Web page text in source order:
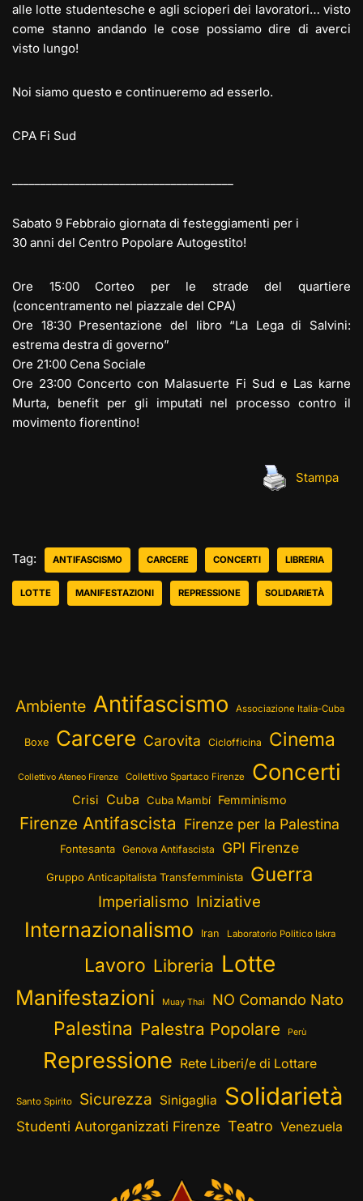
alle lotte studentesche e agli scioperi dei lavoratori… visto
come stanno andando le cose possiamo dire di averci
visto lungo!
Noi siamo questo e continueremo ad esserlo.
CPA Fi Sud
Sabato 9 Febbraio giornata di festeggiamenti per i
30 anni del Centro Popolare Autogestito!
Ore 15:00 Corteo per le strade del quartiere
(concentramento nel piazzale del CPA)
Ore 18:30 Presentazione del libro “La Lega di Salvini:
estrema destra di governo”
Ore 21:00 Cena Sociale
Ore 23:00 Concerto con Malasuerte Fi Sud e Las karne
Murta, benefit per gli imputati nel processo contro il
movimento fiorentino!
Stampa
Tag: ANTIFASCISMO CARCERE CONCERTI LIBRERIA
LOTTE MANIFESTAZIONI REPRESSIONE SOLIDARIETÀ
Ambiente Antifascismo Associazione Italia-Cuba
Boxe Carcere Carovita Ciclofficina Cinema
Collettivo Ateneo Firenze Collettivo Spartaco Firenze Concerti
Crisi Cuba Cuba Mambí Femminismo
Firenze Antifascista Firenze per la Palestina
Fontesanta Genova Antifascista GPI Firenze
Gruppo Anticapitalista Transfemminista Guerra
Imperialismo Iniziative
Internazionalismo Iran Laboratorio Politico Iskra
Lavoro Libreria Lotte
Manifestazioni Muay Thai NO Comando Nato
Palestina Palestra Popolare Perù
Repressione Rete Liberi/e di Lottare
Santo Spirito Sicurezza Sinigaglia Solidarietà
Studenti Autorganizzati Firenze Teatro Venezuela